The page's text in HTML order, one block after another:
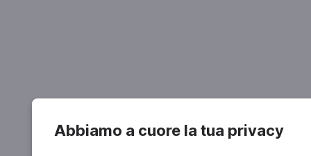
Abbiamo a cuore la tua privacy